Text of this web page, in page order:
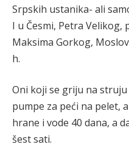
Srpskih ustanika- ali
I u Česmi, Petra Velikog,
Maksima Gorkog,
h.
Oni koji se griju na
pumpe za peći na pelet,
hrane i vode 40 dana, a
šest sati.